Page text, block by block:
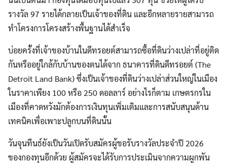
รางวัล 97 รายได้กลายเป็นเจ้าของที่ดิน และอีกหลายรายสามารถ
ทำโครงการโครงสร้างพื้นฐานได้สำเร็จ
บ่อยครั้งที่เจ้าของบ้านในดีทรอยต์สามารถซื้อที่ดินว่างเปล่าที่อยู่ติด
กันหรืออยู่ใกล้กับบ้านของตนได้จาก ธนาคารที่ดินดีทรอยต์ (The
Detroit Land Bank) ซึ่งเป็นเจ้าของที่ดินว่างเปล่าส่วนใหญ่ในเมือง
ในราคาเพียง 100 หรือ 250 ดอลลาร์ อย่างไรก็ตาม เกษตรกรใน
เมืองที่คาดหวังมักต้องการเงินทุนเพิ่มเติมและการสนับสนุนด้าน
เทคนิคเพื่อเพาะปลูกบนที่ดินนั้น
วันจุนทีนธ์ยังเป็นวันเปิดรับสมัครผู้ขอรับรางวัลประจำปี 2026
ของกองทุนอีกด้วย ผู้สมัครจะได้รับการประเมินจากความผูกพัน